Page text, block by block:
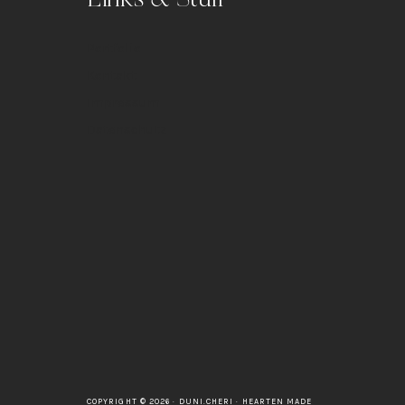
COPYRIGHT © 2026 · DUNI.CHERI · HEARTEN MADE